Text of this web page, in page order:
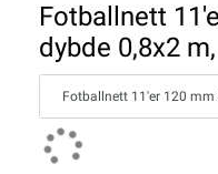
Fotballnett
dybde 0,8x2
Fotballnett 11'er 120